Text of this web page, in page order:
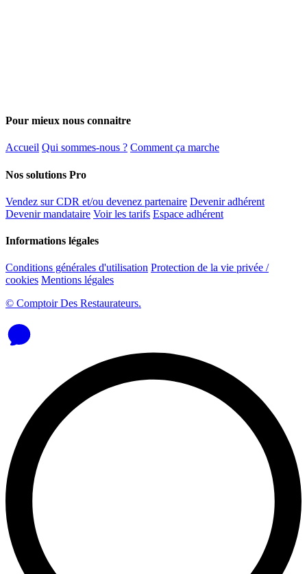
Pour mieux nous connaitre
Accueil Qui sommes-nous ? Comment ça marche
Nos solutions Pro
Vendez sur CDR et/ou devenez partenaire Devenir adhérent
Devenir mandataire Voir les tarifs Espace adhérent
Informations légales
Conditions générales d'utilisation Protection de la vie privée /
cookies Mentions légales
© Comptoir Des Restaurateurs.